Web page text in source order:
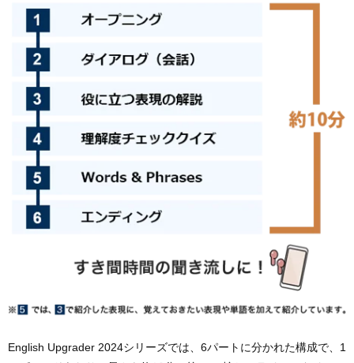
English Upgrader 2024シリーズでは、6パートに分かれた構成で、1